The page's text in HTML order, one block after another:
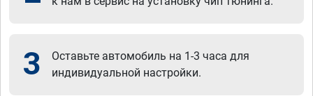
3
Оставьте автомобиль на 1-3 часа для
индивидуальной настройки.